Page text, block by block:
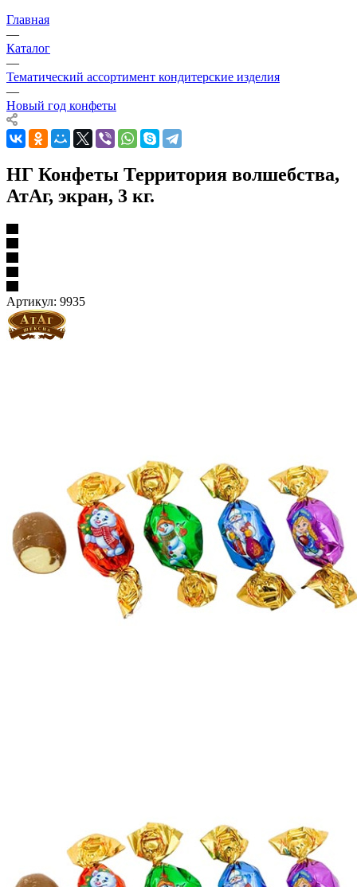
Главная
—
Каталог
—
Тематический ассортимент кондитерские изделия
—
Новый год конфеты
НГ Конфеты Территория волшебства,
АтАг, экран, 3 кг.
Артикул: 9935